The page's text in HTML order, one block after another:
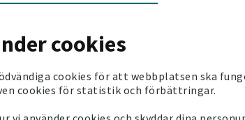
cookies
cookies för att webbplatsen ska
cookies för statistik och förbättringar.
och bredband får du som
ta ett tillägg om max 15
för den faktiska el- och
du, under tiden som du hyr ut lägenheten